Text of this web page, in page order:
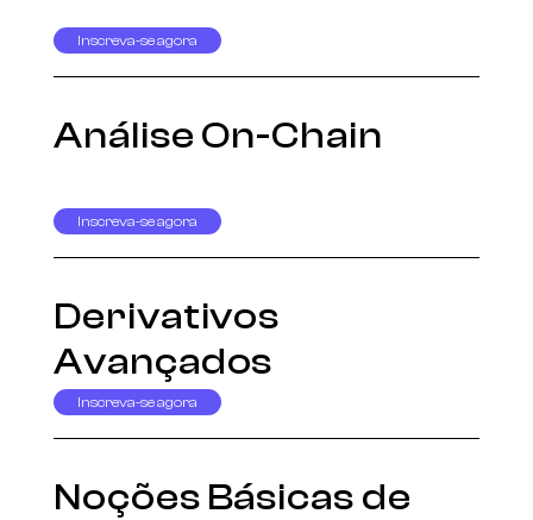
Inscreva-se agora
Análise On-Chain
Inscreva-se agora
Derivativos
Avançados
Inscreva-se agora
Noções Básicas de